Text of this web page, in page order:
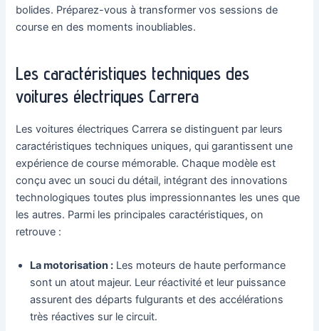
bolides. Préparez-vous à transformer vos sessions de
course en des moments inoubliables.
Les caractéristiques techniques des
voitures électriques Carrera
Les voitures électriques Carrera se distinguent par leurs
caractéristiques techniques uniques, qui garantissent une
expérience de course mémorable. Chaque modèle est
conçu avec un souci du détail, intégrant des innovations
technologiques toutes plus impressionnantes les unes que
les autres. Parmi les principales caractéristiques, on
retrouve :
La motorisation : Les moteurs de haute performance
sont un atout majeur. Leur réactivité et leur puissance
assurent des départs fulgurants et des accélérations
très réactives sur le circuit.